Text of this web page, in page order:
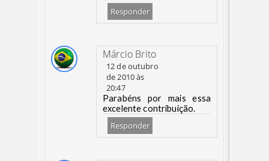
Responder
Márcio Brito
12 de outubro
de 2010 às
20:47
Parabéns por mais essa
excelente contribuição.
Responder